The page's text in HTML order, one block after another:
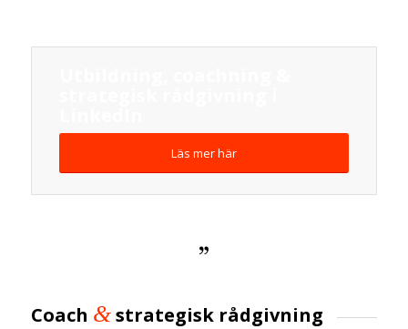
Läs mer här
Coach &strategisk rådgivning